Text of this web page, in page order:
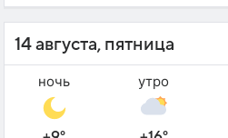
14 августа, пятница
ночь утро